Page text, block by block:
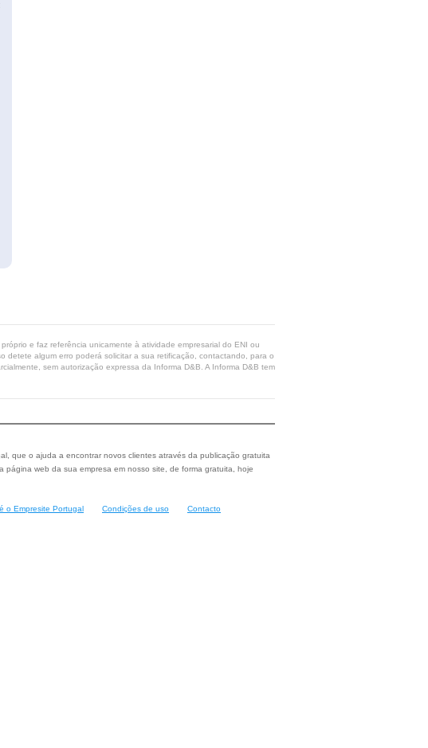
e faz referência unicamente à atividade empresarial do ENI ou
detete algum erro poderá solicitar a sua retificação, contactando, para o
sem autorização expressa da Informa D&B. A Informa D&B tem
que o ajuda a encontrar novos clientes através da publicação gratuita
web da sua empresa em nosso site, de forma gratuita, hoje
o Empresite Portugal Condições de uso Contacto